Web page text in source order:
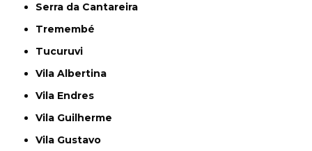
Serra da Cantareira
Tremembé
Tucuruvi
Vila Albertina
Vila Endres
Vila Guilherme
Vila Gustavo